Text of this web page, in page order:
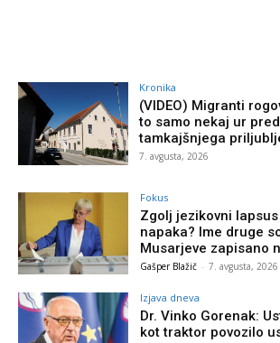
Kronika
(VIDEO) Migranti
to samo nekaj ur
tamkajšnjega
7. avgusta, 2026
Fokus
Zgolj jezikovni
napaka? Ime druge
Musarjeve zapisano
Gašper Blažič - 7. avgusta, 2026
Izjava dneva
Dr. Vinko Gorenak:
kot traktor povozilo